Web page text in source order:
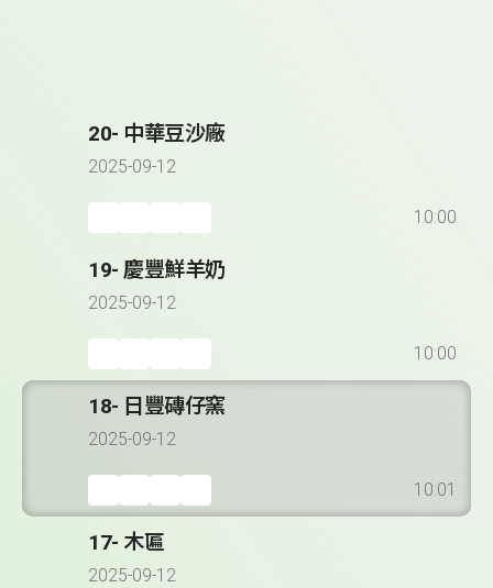
20- 中華豆沙廠
2025-09-12
10:00
19- 慶豐鮮羊奶
2025-09-12
10:00
18- 日豐磚仔窯
2025-09-12
10:01
17- 木匾
2025-09-12